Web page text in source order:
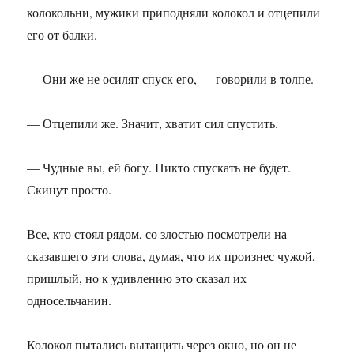
колокольни, мужики приподняли колокол и отцепили
его от балки.
— Они же не осилят спуск его, — говорили в толпе.
— Отцепили же. Значит, хватит сил спустить.
— Чудные вы, ей богу. Никто спускать не будет.
Скинут просто.
Все, кто стоял рядом, со злостью посмотрели на
сказавшего эти слова, думая, что их произнес чужой,
пришлый, но к удивлению это сказал их
односельчанин.
Колокол пытались вытащить через окно, но он не